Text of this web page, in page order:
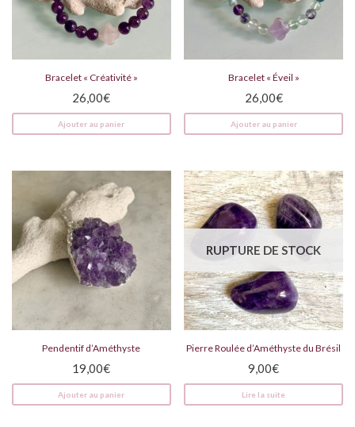
Bracelet « Créativité »
26,00€
Ajouter au panier
Bracelet « Éveil »
26,00€
Ajouter au panier
Pendentif d’Améthyste
19,00€
Ajouter au panier
RUPTURE DE STOCK
Pierre Roulée d’Améthyste du Brésil
9,00€
Lire la suite